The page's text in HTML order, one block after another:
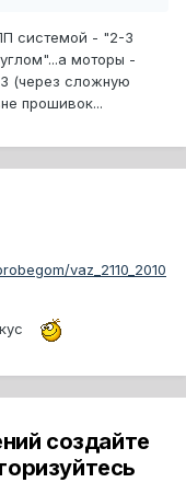
системой - "2-3
моторы -
(через сложную
прошивок...
vaz_2110_2010
создайте